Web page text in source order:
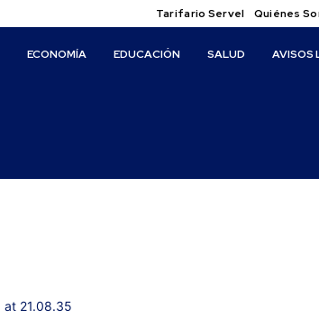
Tarifario Servel Quiénes
ECONOMÍA EDUCACIÓN SALUD AVISOS